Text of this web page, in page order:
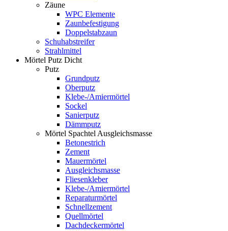
Zäune
WPC Elemente
Zaunbefestigung
Doppelstabzaun
Schuhabstreifer
Strahlmittel
Mörtel Putz Dicht
Putz
Grundputz
Oberputz
Klebe-/Amiermörtel
Sockel
Sanierputz
Dämmputz
Mörtel Spachtel Ausgleichsmasse
Betonestrich
Zement
Mauermörtel
Ausgleichsmasse
Fliesenkleber
Klebe-/Amiermörtel
Reparaturmörtel
Schnellzement
Quellmörtel
Dachdeckermörtel